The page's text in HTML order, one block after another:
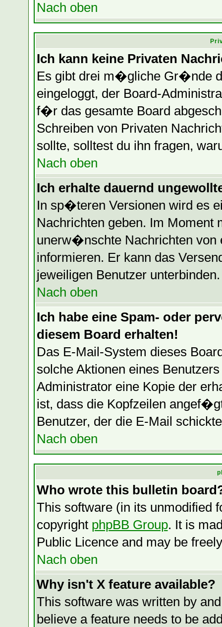
Nach oben
Ich kann keine Privaten
Es gibt drei m�gliche Gr�nde
eingeloggt, der Board-
f�r das gesamte Board
Schreiben von Privaten
sollte, solltest du ihn fragen,
Nach oben
Ich erhalte dauernd
In sp�teren Versionen wird es
Nachrichten geben. Im Moment
unerw�nschte Nachrichten
informieren. Er kann das
jeweiligen Benutzer unterbinden.
Nach oben
Ich habe eine Spam- oder
diesem Board erhalten!
Das E-Mail-System dieses
solche Aktionen eines
Administrator eine Kopie der
ist, dass die Kopfzeilen
Benutzer, der die E-Mail
Nach oben
Who wrote this bulletin
This software (in its unmodified
copyright phpBB Group. It is
Public Licence and may be
Nach oben
Why isn't X feature available?
This software was written by
believe a feature needs to be